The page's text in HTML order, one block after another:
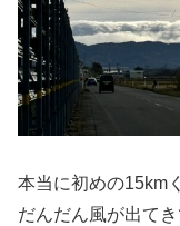
本当に初めの15km
だんだん風が出て